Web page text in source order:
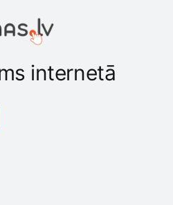
internetā